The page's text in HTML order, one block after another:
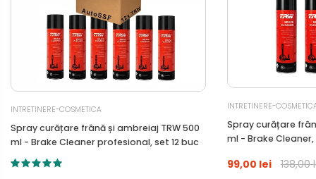
INTRETINERE-COSMETICA
Spray curățare frână și ambreiaj TRW 500
ml - Brake Cleaner profesional, set 12 buc
INTRETINERE-
Spray curățare
ml - Brake
99,00 lei 138,00